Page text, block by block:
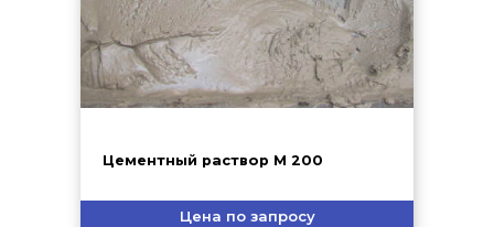
Цементный раствор М 200
Цена по запросу